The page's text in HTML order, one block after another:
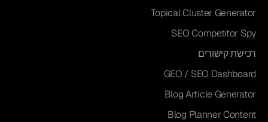
Topical Cluster Generator
SEO Competitor Spy
רכישת קישורים
GEO / SEO Dashboard
Blog Article Generator
Blog Planner Content